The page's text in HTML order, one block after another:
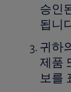
승인
됩니
귀하
제품
보를